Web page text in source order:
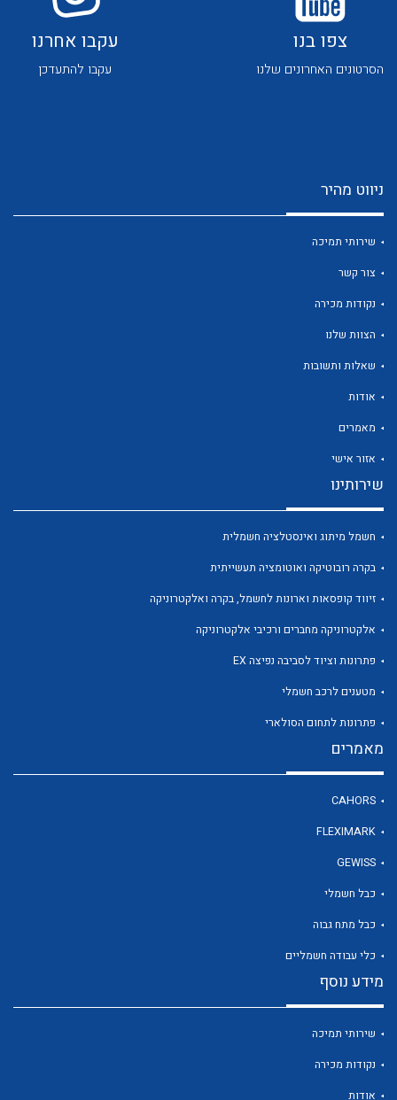
לכל מוצרי היצרן לכל מוצרי היצרן
לכל מוצרי היצרן
לכל מוצרי היצרן
צפו בנו
הסרטונים האחרונים שלנו
עקבו אחרנו
עקבו להתעדכן
ניווט מהיר
שירותי תמיכה
צור קשר
נקודות מכירה
הצוות שלנו
שאלות ותשובות
אודות
מאמרים
אזור אישי
שירותינו
חשמל מיתוג ואינסטלציה חשמלית
בקרה רובוטיקה ואוטומציה תעשייתית
זיווד קופסאות וארונות לחשמל, בקרה ואלקטרוניקה
אלקטרוניקה מחברים ורכיבי אלקטרוניקה
פתרונות וציוד לסביבה נפיצה EX
מטענים לרכב חשמלי
פתרונות לתחום הסולארי
מאמרים
CAHORS
FLEXIMARK
GEWISS
כבל חשמלי
כבל מתח גבוה
כלי עבודה חשמליים
מידע נוסף
שירותי תמיכה
נקודות מכירה
אודות